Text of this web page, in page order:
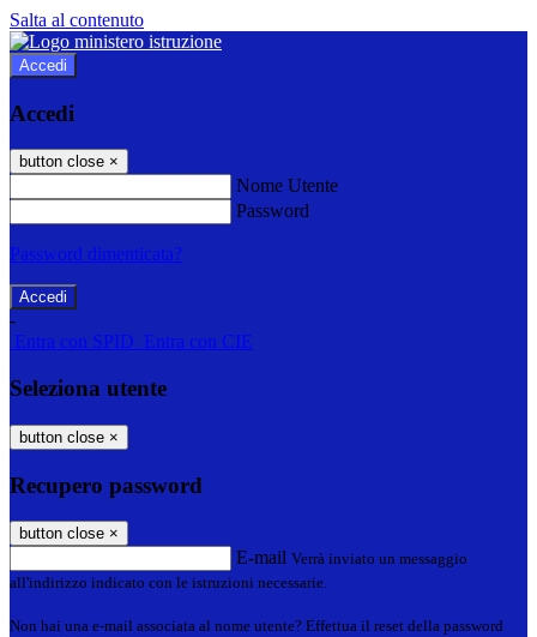
Salta al contenuto
Accedi
Accedi
button close ×
Nome Utente
Password
Password dimenticata?
-
Entra con SPID Entra con CIE
Seleziona utente
button close ×
Recupero password
button close ×
E-mail Verrà inviato un messaggio
all'indirizzo indicato con le istruzioni necessarie.
Non hai una e-mail associata al nome utente? Effettua il reset della password